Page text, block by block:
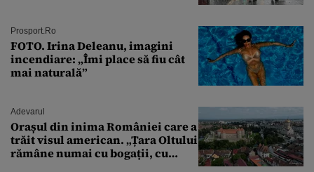
București. Pe ce dată ninge
Prosport.ro
FOTO. Irina Deleanu, imagini
incendiare: „Îmi place să fiu cât
mai naturală”
Adevarul
Orașul din inima României care a
trăit visul american. „Țara Oltului
rămâne numai cu bogații, cu